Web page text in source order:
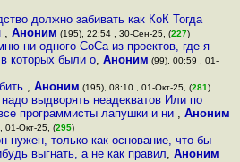
должно забивать как КоК Тогда
, Аноним (195), 22:54 , 30-Сен-25, (227)
ни одного CoCa из проектов, где я
которых были о,Аноним (99), 00:59 , 01-
, Аноним (195), 08:10 , 01-Окт-25, (281)
выдворять неадекватов Или по
программисты лапушки и ни , Аноним
01-Окт-25, (295)
нужен, только как основание, что бы
выгнать, а не как правил,Аноним